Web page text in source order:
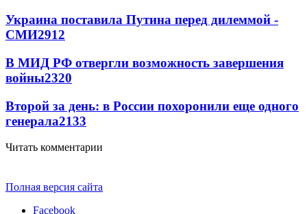
Украина поставила Путина перед дилеммой -
СМИ2912
В МИД РФ отвергли возможность завершения
войны2320
Второй за день: в России похоронили еще одного
генерала2133
Читать комментарии
Полная версия сайта
Facebook